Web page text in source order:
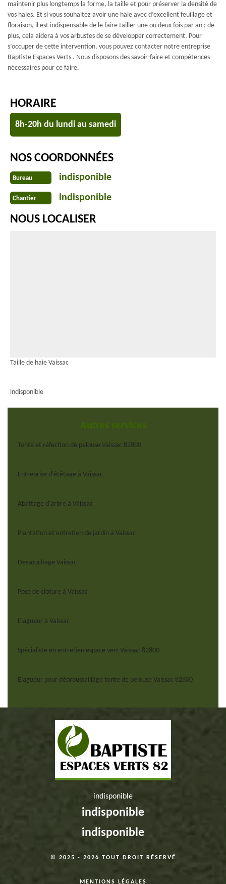
maintenir plus longtemps la forme, la taille et pour préserver la densité de
vos haies. Et si vous souhaitez avoir une haie avec d’excellent feuillage et
floraison, il est indispensable de le faire tailler une ou deux fois par an ; de
plus, cela aidera à vos arbustes de se développer correctement. Pour
s’occuper de cette intervention, vous pouvez contacter notre entreprise
Baptiste Espaces Verts . Nous disposons des savoir-faire et compétences
nécessaires pour ce faire.
HORAIRE
8h-20h du lundi au samedi
NOS COORDONNÉES
Bureau indisponible
Chantier indisponible
NOUS LOCALISER
Taille de haie Vaissac
indisponible
Autres services
Tonte et réfection de pelouse Vaissac 82800
Entreprise d'étêtage à Vaissac
Abattage d'arbre à Vaissac
Plantation et entretien de jardin à Vaissac
Dessouchage Vaissac
Pose de cloture à Vaissac
Elagueur à Vaissac
Spécialiste en entretien espace vert Vaissac 82800
Elagueur pour débroussaillage tonte de pelouse Vaissac 82800
indisponible
indisponible
indisponible
© 2025 - 2026 TOUT DROIT RÉSERVÉ
MENTIONS LÉGALES